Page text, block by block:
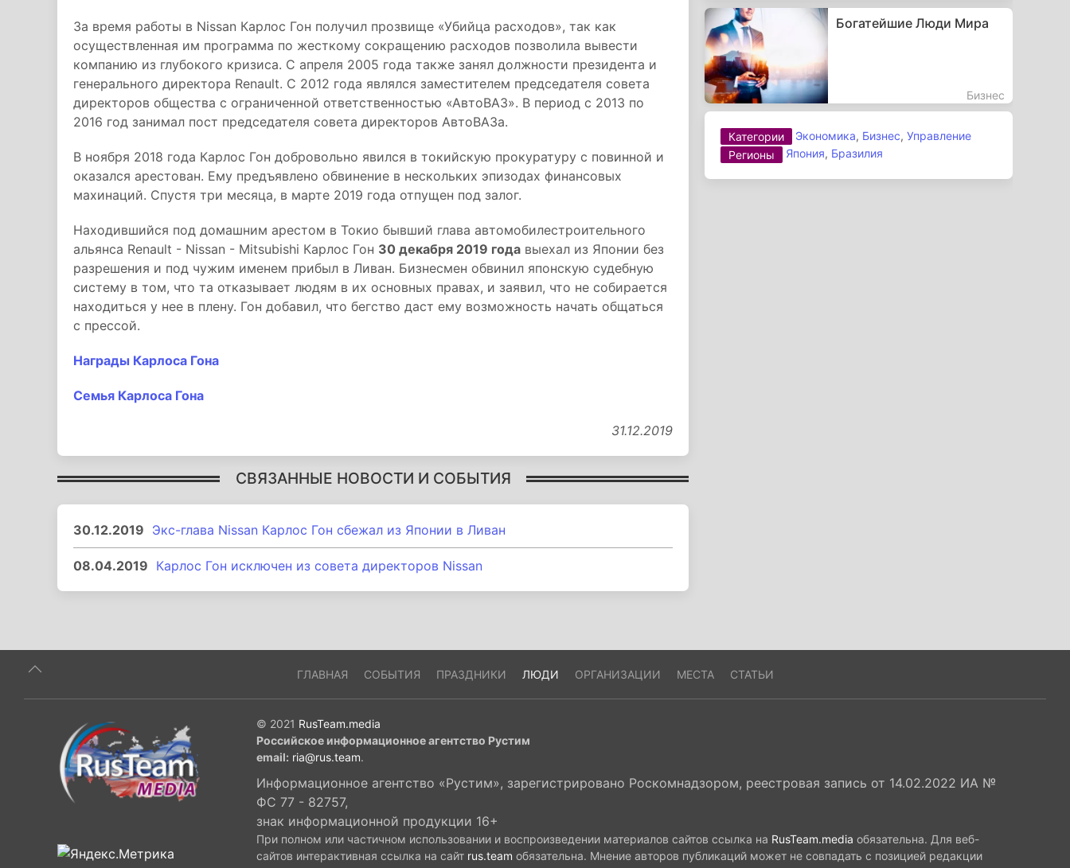
За время работы в Nissan Карлос Гон получил прозвище «Убийца расходов», так как
осуществленная им программа по жесткому сокращению расходов позволила вывести
компанию из глубокого кризиса. С апреля 2005 года также занял должности президента и
генерального директора Renault. С 2012 года являлся заместителем председателя совета
директоров общества с ограниченной ответственностью «АвтоВАЗ». В период с 2013 по
2016 год занимал пост председателя совета директоров АвтоВАЗа.
В ноября 2018 года Карлос Гон добровольно явился в токийскую прокуратуру с повинной и
оказался арестован. Ему предъявлено обвинение в нескольких эпизодах финансовых
махинаций. Спустя три месяца, в марте 2019 года отпущен под залог.
Находившийся под домашним арестом в Токио бывший глава автомобилестроительного
альянса Renault - Nissan - Mitsubishi Карлос Гон 30 декабря 2019 года выехал из Японии без
разрешения и под чужим именем прибыл в Ливан. Бизнесмен обвинил японскую судебную
систему в том, что та отказывает людям в их основных правах, и заявил, что не собирается
находиться у нее в плену. Гон добавил, что бегство даст ему возможность начать общаться
с прессой.
Награды Карлоса Гона
Семья Карлоса Гона
31.12.2019
СВЯЗАННЫЕ НОВОСТИ И СОБЫТИЯ
30.12.2019 Экс-глава Nissan Карлос Гон сбежал из Японии в Ливан
08.04.2019 Карлос Гон исключен из совета директоров Nissan
Богатейшие Люди Мира
Бизнес
Категории Экономика, Бизнес,Управление
Регионы
Япония, Бразилия
ГЛАВНАЯ СОБЫТИЯ ПРАЗДНИКИ ЛЮДИ ОРГАНИЗАЦИИ МЕСТА СТАТЬИ
© 2021 RusTeam.media
Российское информационное агентство Рустим
email: ria@rus.team.
Информационное агентство «Рустим», зарегистрировано Роскомнадзором, реестровая запись от 14.02.2022 ИА №
ФС 77 - 82757,
знак информационной продукции 16+
При полном или частичном использовании и воспроизведении материалов сайтов ссылка на RusTeam.media обязательна. Для веб-
сайтов интерактивная ссылка на сайт rus.team обязательна. Мнение авторов публикаций может не совпадать с позицией редакции